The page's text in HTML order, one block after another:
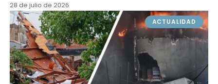
28 de julio de 2026
ACTUALIDAD